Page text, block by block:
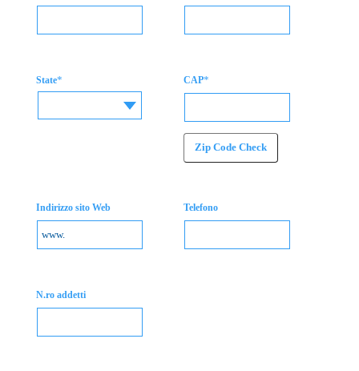
State* CAP*
Zip Code Check
Indirizzo sito Web Telefono
N.ro addetti